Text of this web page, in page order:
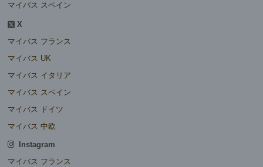
マイバス スペイン
X
マイバス フランス
マイバス UK
マイバス イタリア
マイバス スペイン
マイバス ドイツ
マイバス 中欧
Instagram
マイバス フランス